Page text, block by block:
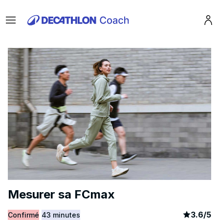
Menu
Mesurer sa FCmax
Confirmé 43 minutes article
3.6/5